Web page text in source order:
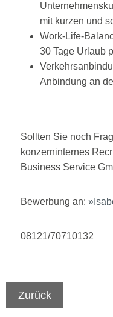
mit kurzen und
Work-Life-
30 Tage Urlaub
Anbindung an
Sollten Sie noch
konzerninternes
Business Service
Bewerbung an:
08121/70710132
Zurück